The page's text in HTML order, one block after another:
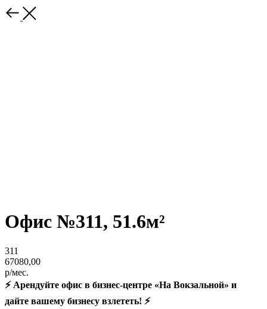
Офис №311, 51.6м²
311
67080,00
р/мес.
⚡️ Арендуйте офис в бизнес-центре «На Вокзальной» и
дайте вашему бизнесу взлететь! ⚡️